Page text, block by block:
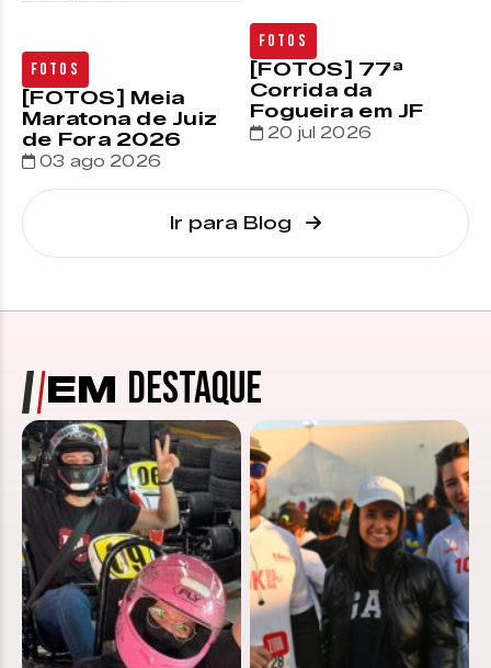
Fotos
[FOTOS] Meia
Maratona de Juiz
de Fora 2026
03 ago 2026
Fotos
[FOTOS] 77ª
Corrida da
Fogueira em JF
20 jul 2026
Ir para Blog
EM DESTAQUE